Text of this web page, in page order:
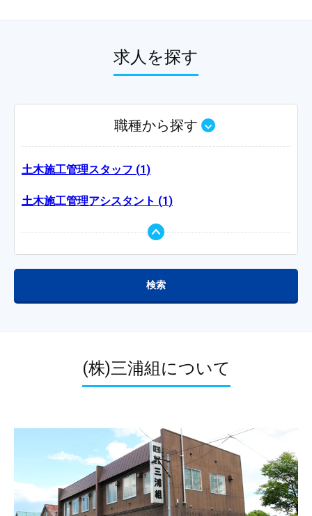
求人を探す
職種から探す
土木施工管理スタッフ (1)
土木施工管理アシスタント (1)
検索
(株)三浦組について